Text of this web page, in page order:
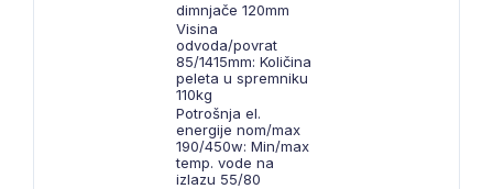
dimnjače 120mm
Visina
odvoda/povrat
85/1415mm: Količina
peleta u spremniku
110kg
Potrošnja el.
energije nom/max
190/450w: Min/max
temp. vode na
izlazu 55/80